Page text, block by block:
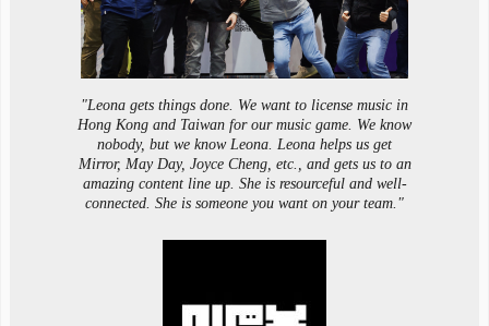
"Leona gets things done. We want to license music in
Hong Kong and Taiwan for our music game. We know
nobody, but we know Leona. Leona helps us get
Mirror, May Day, Joyce Cheng, etc., and gets us to an
amazing content line up. She is resourceful and well-
connected. She is someone you want on your team."